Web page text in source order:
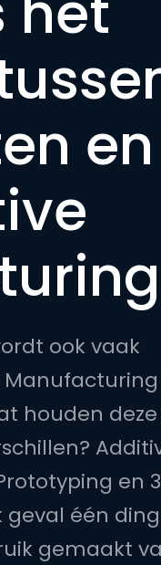
en
ook vaak
houden deze
en
één ding
gemaakt